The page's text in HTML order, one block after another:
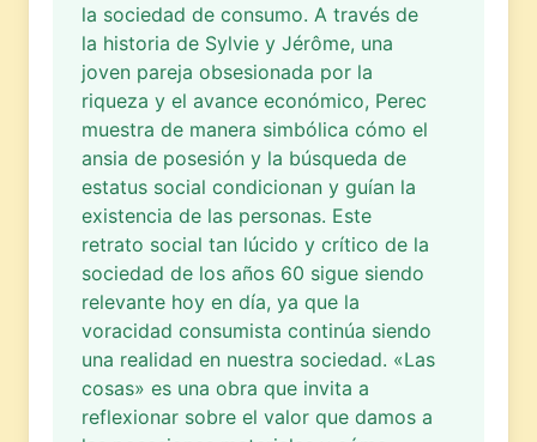
la sociedad de consumo. A través de
la historia de Sylvie y Jérôme, una
joven pareja obsesionada por la
riqueza y el avance económico, Perec
muestra de manera simbólica cómo el
ansia de posesión y la búsqueda de
estatus social condicionan y guían la
existencia de las personas. Este
retrato social tan lúcido y crítico de la
sociedad de los años 60 sigue siendo
relevante hoy en día, ya que la
voracidad consumista continúa siendo
una realidad en nuestra sociedad. «Las
cosas» es una obra que invita a
reflexionar sobre el valor que damos a